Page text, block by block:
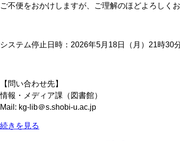
ご不便をおかけしますが、ご理解のほどよろしく
システム停止日時：2026年5月18日（月）21時
【問い合わせ先】
情報・メディア課（図書館）
Mail: kg-lib＠s.shobi-u.ac.jp
続きを見る